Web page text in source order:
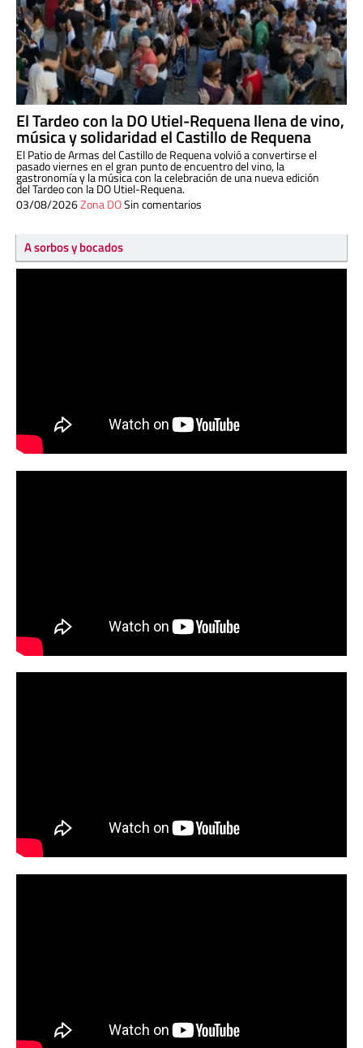
El Tardeo con la DO Utiel-Requena llena de vino,
música y solidaridad el Castillo de Requena
El Patio de Armas del Castillo de Requena volvió a convertirse el
pasado viernes en el gran punto de encuentro del vino, la
gastronomía y la música con la celebración de una nueva edición
del Tardeo con la DO Utiel-Requena.
03/08/2026Zona DOSin comentarios
A sorbos y bocados